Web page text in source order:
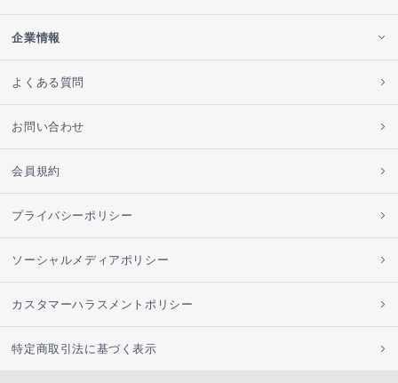
企業情報
よくある質問
お問い合わせ
会員規約
プライバシーポリシー
ソーシャルメディアポリシー
カスタマーハラスメントポリシー
特定商取引法に基づく表示